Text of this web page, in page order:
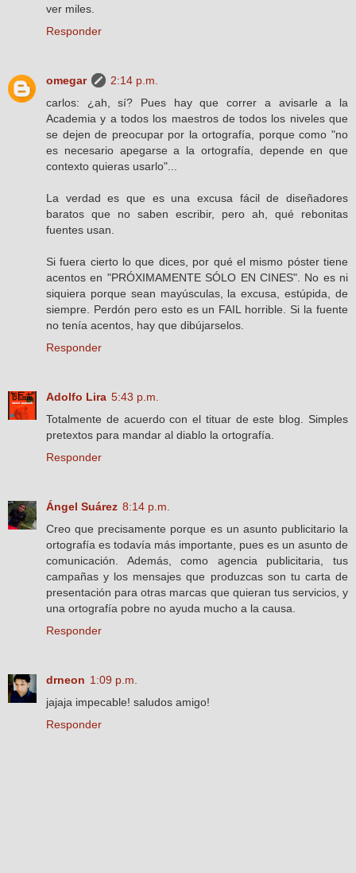
ver miles.
Responder
omegar
2:14 p.m.
carlos: ¿ah, sí? Pues hay que correr a avisarle a la
Academia y a todos los maestros de todos los niveles que
se dejen de preocupar por la ortografía, porque como "no
es necesario apegarse a la ortografía, depende en que
contexto quieras usarlo"...
La verdad es que es una excusa fácil de diseñadores
baratos que no saben escribir, pero ah, qué rebonitas
fuentes usan.
Si fuera cierto lo que dices, por qué el mismo póster tiene
acentos en "PRÓXIMAMENTE SÓLO EN CINES". No es ni
siquiera porque sean mayúsculas, la excusa, estúpida, de
siempre. Perdón pero esto es un FAIL horrible. Si la fuente
no tenía acentos, hay que dibújarselos.
Responder
Adolfo Lira 5:43 p.m.
Totalmente de acuerdo con el tituar de este blog. Simples
pretextos para mandar al diablo la ortografía.
Responder
Ángel Suárez 8:14 p.m.
Creo que precisamente porque es un asunto publicitario la
ortografía es todavía más importante, pues es un asunto de
comunicación. Además, como agencia publicitaria, tus
campañas y los mensajes que produzcas son tu carta de
presentación para otras marcas que quieran tus servicios, y
una ortografía pobre no ayuda mucho a la causa.
Responder
drneon 1:09 p.m.
jajaja impecable! saludos amigo!
Responder